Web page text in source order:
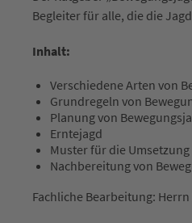
Begleiter für alle, die die
Inhalt:
Verschiedene Arten von
Grundregeln von
Planung von
Erntejagd
Muster für die Umsetzung
Nachbereitung von
Fachliche Bearbeitung: